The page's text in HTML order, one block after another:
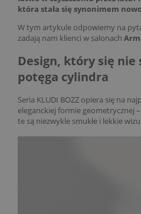
która stała się synonimem
W tym artykule odpowiemy na
zadają nam klienci w salonach
Design, który się nie
potęga cylindra
Seria KLUDI BOZZ opiera się na
eleganckiej formie geometrycznej
te są niezwykle smukłe i lekkie